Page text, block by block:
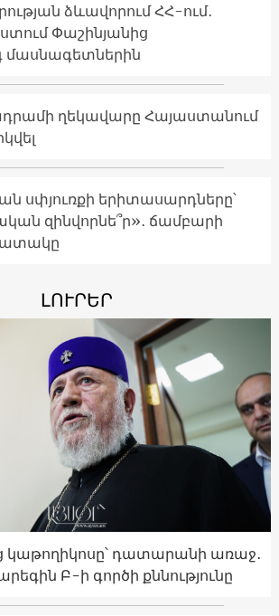
ձևավորում ՀՀ-ում․
Փաշինյանից
ղեկավարը Հայաստանում
սփյուռքի երիտասարդները՝
զինվորնե՞ր»․ ճամբարի
ԼՈՒՐԵՐ
կաթողիկոսը՝ դատարանի առաջ․
Բ-ի գործի քննությունը